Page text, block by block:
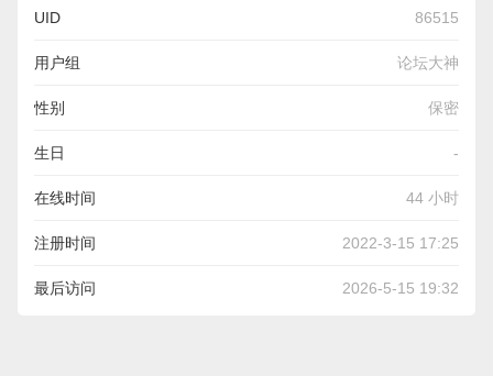
UID 86515
用户组 论坛大神
性别 保密
生日 -
在线时间 44 小时
注册时间 2022-3-15 17:25
最后访问 2026-5-15 19:32